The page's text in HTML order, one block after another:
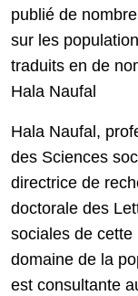
publié de
sur les
traduits en de
Hala Naufal
Hala Naufal,
des Sciences
directrice de
doctorale des
sociales de
domaine de la
est consultante